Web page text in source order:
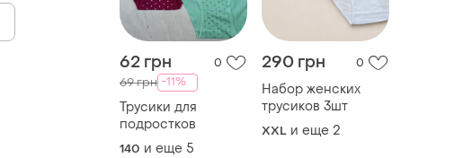
62 грн 0
69 грн -11%
Трусики для
подростков
140 и еще 5
290 грн 0
Набор женских
трусиков 3шт
XXL и еще 2